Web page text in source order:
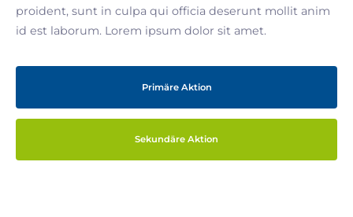
proident, sunt in culpa qui officia deserunt mollit anim
id est laborum. Lorem ipsum dolor sit amet.
Primäre Aktion
Sekundäre Aktion